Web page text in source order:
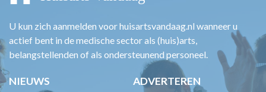
U kun zich aanmelden voor huisartsvandaag.nl wanneer u
actief bent in de medische sector als (huis)arts,
belangstellenden of als ondersteunend personeel.
NIEUWS ADVERTEREN